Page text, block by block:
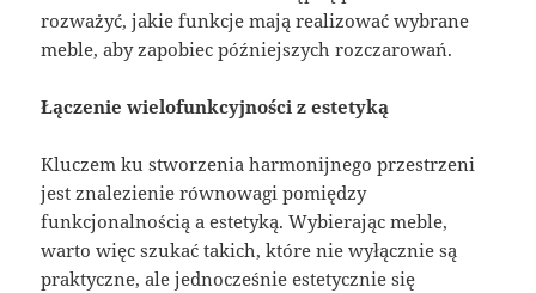
rozważyć, jakie funkcje mają realizować wybrane
meble, aby zapobiec późniejszych rozczarowań.
Łączenie wielofunkcyjności z estetyką
Kluczem ku stworzenia harmonijnego przestrzeni
jest znalezienie równowagi pomiędzy
funkcjonalnością a estetyką. Wybierając meble,
warto więc szukać takich, które nie wyłącznie są
praktyczne, ale jednocześnie estetycznie się